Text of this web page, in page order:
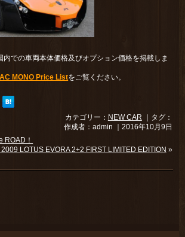
内での車両本体価格及びオプション価格を掲載しま
MONO Price Listをご覧ください。
カテゴリー： NEW CAR ｜タグ：
作成者：admin ｜2016年10月9日
ROAD！
LOTUS EVORA 2+2 FIRST LIMITED EDITION »